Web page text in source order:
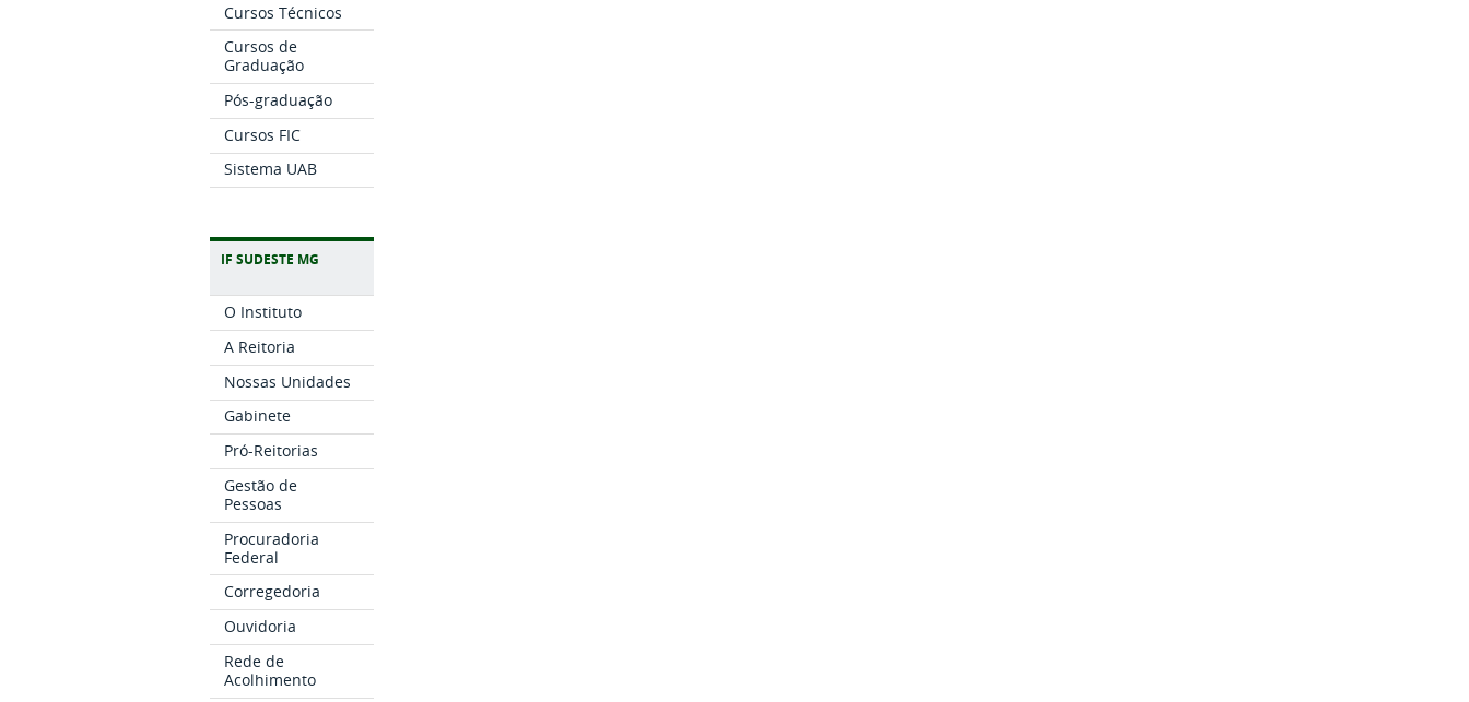
Cursos Técnicos
Cursos de
Graduação
Pós-graduação
Cursos FIC
Sistema UAB
IF SUDESTE MG
O Instituto
A Reitoria
Nossas Unidades
Gabinete
Pró-Reitorias
Gestão de
Pessoas
Procuradoria
Federal
Corregedoria
Ouvidoria
Rede de
Acolhimento